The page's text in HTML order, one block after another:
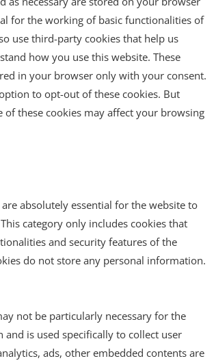
for the working of basic functionalities of
use third-party cookies that help us
how you use this website. These
in your browser only with your consent.
to opt-out of these cookies. But
of these cookies may affect your browsing
are absolutely essential for the website to
category only includes cookies that
and security features of the
do not store any personal information.
not be particularly necessary for the
is used specifically to collect user
ads, other embedded contents are